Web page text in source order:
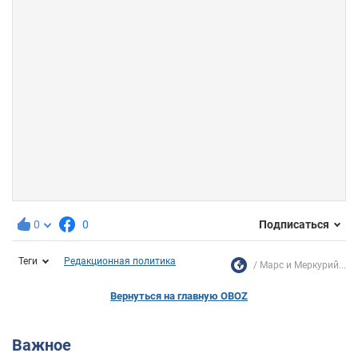
0 0 Подписаться
Теги Редакционная политика Марс и Меркурий...
Вернуться на главную OBOZ
Важное